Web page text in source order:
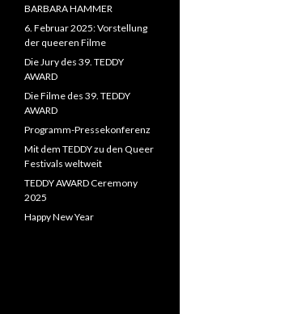
BARBARA HAMMER
6. Februar 2025: Vorstellung
der queeren Filme
Die Jury des 39. TEDDY
AWARD
Die Filme des 39. TEDDY
AWARD
Programm-Pressekonferenz
Mit dem TEDDY zu den Queer
Festivals weltweit
TEDDY AWARD Ceremony
2025
Happy New Year